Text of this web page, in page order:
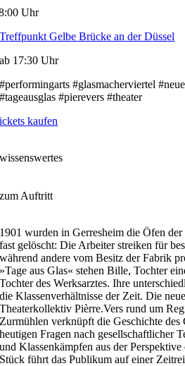
Uhr
Treffpunkt Gelbe Brücke an der Düssel
ab 17:30 Uhr
#performingarts #glasmacherviertel
#tageausglas #pierevers #theater
kaufen
wissenswertes
zum Auftritt
1901 wurden in Gerresheim die Öfen
fast gelöscht: Die Arbeiter streiken für
während andere vom Besitz der Fabrik
»Tage aus Glas« stehen Bille, Tochter
Tochter des Werksarztes. Ihre
die Klassenverhältnisse der Zeit. Die
Theaterkollektiv Pièrre.Vers rund um
Zurmühlen verknüpft die Geschichte des
heutigen Fragen nach gesellschaftlicher
und Klassenkämpfen aus der
Stück führt das Publikum auf einer